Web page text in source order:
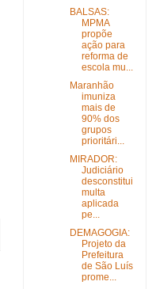
BALSAS:
MPMA
propõe
ação para
reforma de
escola mu...
Maranhão
imuniza
mais de
90% dos
grupos
prioritári...
MIRADOR:
Judiciário
desconstitui
multa
aplicada
pe...
DEMAGOGIA:
Projeto da
Prefeitura
de São Luís
prome...